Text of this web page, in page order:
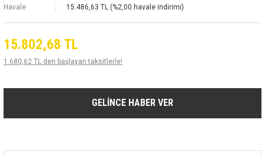
Havale
15.486,63 TL (%2,00 havale indirimi)
15.802,68 TL
1.680,62 TL den başlayan taksitlerle!
GELİNCE HABER VER